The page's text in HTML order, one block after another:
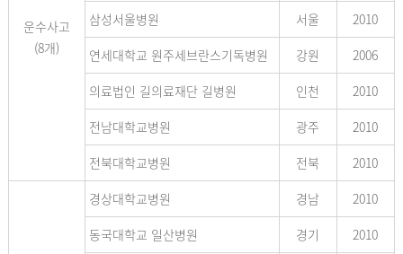
운수사고
(8개)
삼성서울병원
서울
2010
연세대학교 원주세브란스기독병원
강원
2006
의료법인 길의료재단 길병원
인천
2010
전남대학교병원
광주
2010
전북대학교병원
전북 2010
경상대학교병원 경남
2010
동국대학교 일산병원
경기
2010